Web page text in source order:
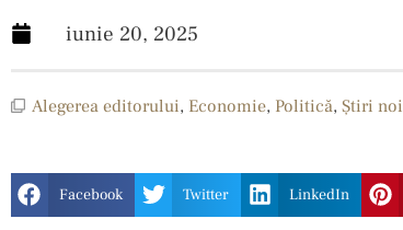
iunie 20, 2025
Alegerea editorului, Economie, Politică, Ştiri noi
Facebook Twitter LinkedIn